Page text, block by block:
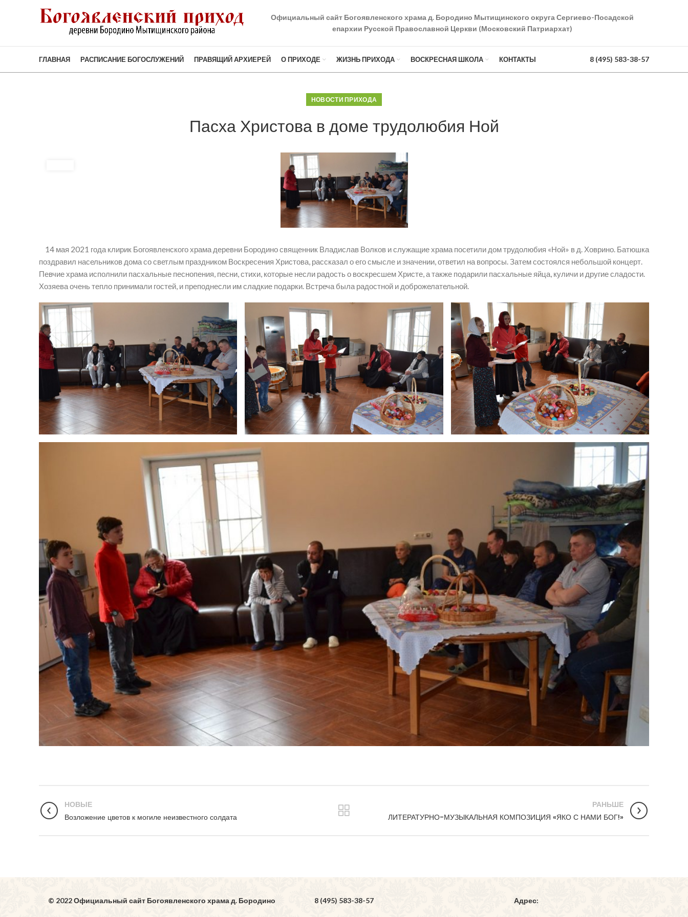
Официальный сайт Богоявленского храма д. Бородино Мытищинского округа Сергиево-Посадской
епархии Русской Православной Церкви (Московский Патриархат)
ГЛАВНАЯ РАСПИСАНИЕ БОГОСЛУЖЕНИЙ ПРАВЯЩИЙ АРХИЕРЕЙ О ПРИХОДЕ ЖИЗНЬ ПРИХОДА ВОСКРЕСНАЯ ШКОЛА КОНТАКТЫ 8 (495) 583-38-57
НОВОСТИ ПРИХОДА
Пасха Христова в доме трудолюбия Ной
14 мая 2021 года клирик Богоявленского храма деревни Бородино священник Владислав Волков и служащие храма посетили дом трудолюбия «Ной» в д. Ховрино. Батюшка
поздравил насельников дома со светлым праздником Воскресения Христова, рассказал о его смысле и значении, ответил на вопросы. Затем состоялся небольшой концерт.
Певчие храма исполнили пасхальные песнопения, песни, стихи, которые несли радость о воскресшем Христе, а также подарили пасхальные яйца, куличи и другие сладости.
Хозяева очень тепло принимали гостей, и преподнесли им сладкие подарки. Встреча была радостной и доброжелательной.
НОВЫЕ
Возложение цветов к могиле неизвестного солдата
РАНЬШЕ
ЛИТЕРАТУРНО-МУЗЫКАЛЬНАЯ КОМПОЗИЦИЯ «ЯКО С НАМИ БОГ!»
© 2022 Официальный сайт Богоявленского храма д. Бородино 8 (495) 583-38-57 Адрес: